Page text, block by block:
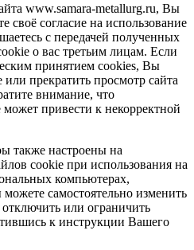
www.samara-metallurg.ru, Вы
своё согласие на использование
с передачей полученных
о вас третьим лицам. Если
принятием cookies, Вы
прекратить просмотр сайта
внимание, что
привести к некорректной
также настроены на
cookie при использования на
компьютерах,
самостоятельно изменить
отключить или ограничить
к инструкции Вашего